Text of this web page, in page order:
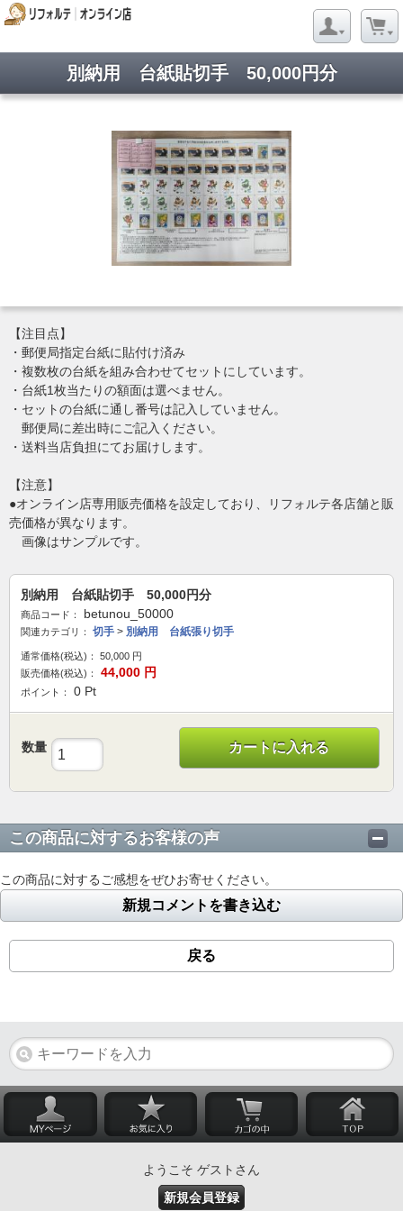
別納用 台紙貼切手 50,000円分
【注目点】
・郵便局指定台紙に貼付け済み
・複数枚の台紙を組み合わせてセットにしています。
・台紙1枚当たりの額面は選べません。
・セットの台紙に通し番号は記入していません。
郵便局に差出時にご記入ください。
・送料当店負担にてお届けします。
【注意】
●オンライン店専用販売価格を設定しており、リフォルテ各店舗と販
売価格が異なります。
画像はサンプルです。
別納用 台紙貼切手 50,000円分
商品コード： betunou_50000
関連カテゴリ： 切手 > 別納用 台紙張り切手
通常価格(税込)： 50,000 円
販売価格(税込)：
44,000 円
ポイント： 0 Pt
数量 カートに入れる
この商品に対するお客様の声
この商品に対するご感想をぜひお寄せください。
新規コメントを書き込む
戻る
ようこそ ゲストさん
新規会員登録